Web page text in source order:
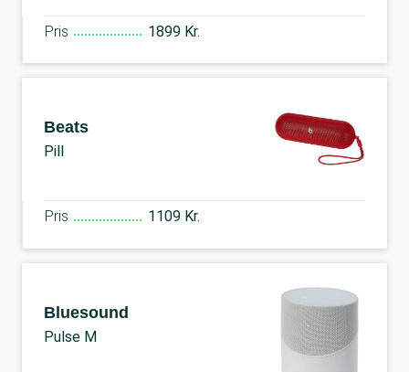
Pris 1899 Kr.
Beats
Pill
Pris 1109 Kr.
Bluesound
Pulse M